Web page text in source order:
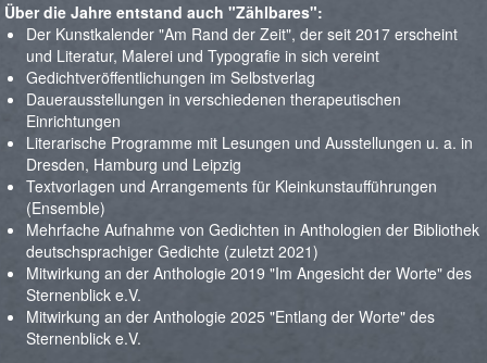
Über die Jahre entstand auch "Zählbares":
Der Kunstkalender "Am Rand der Zeit", der seit 2017 erscheint
und Literatur, Malerei und Typografie in sich vereint
Gedichtveröffentlichungen im Selbstverlag
Dauerausstellungen in verschiedenen therapeutischen
Einrichtungen
Literarische Programme mit Lesungen und Ausstellungen u. a. in
Dresden, Hamburg und Leipzig
Textvorlagen und Arrangements für Kleinkunstaufführungen
(Ensemble)
Mehrfache Aufnahme von Gedichten in Anthologien der Bibliothek
deutschsprachiger Gedichte (zuletzt 2021)
Mitwirkung an der Anthologie 2019 "Im Angesicht der Worte" des
Sternenblick e.V.
Mitwirkung an der Anthologie 2025 "Entlang der Worte" des
Sternenblick e.V.